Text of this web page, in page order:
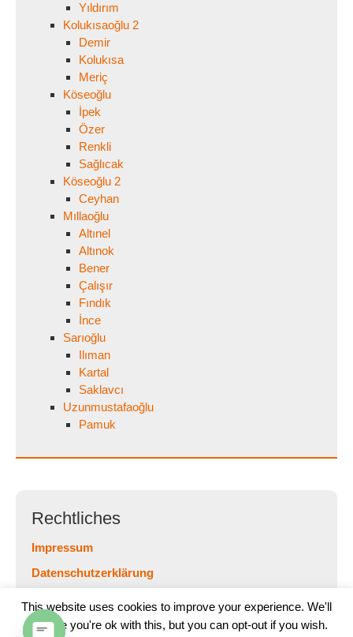
Yıldırım
Kolukısaoğlu 2
Demir
Kolukısa
Meriç
Köseoğlu
İpek
Özer
Renkli
Sağlıcak
Köseoğlu 2
Ceyhan
Mıllaoğlu
Altınel
Altınok
Bener
Çalışır
Fındık
İnce
Sarıoğlu
Ilıman
Kartal
Saklavcı
Uzunmustafaoğlu
Pamuk
Rechtliches
Impressum
Datenschutzerklärung
This website uses cookies to improve your experience. We'll
assume you're ok with this, but you can opt-out if you wish.